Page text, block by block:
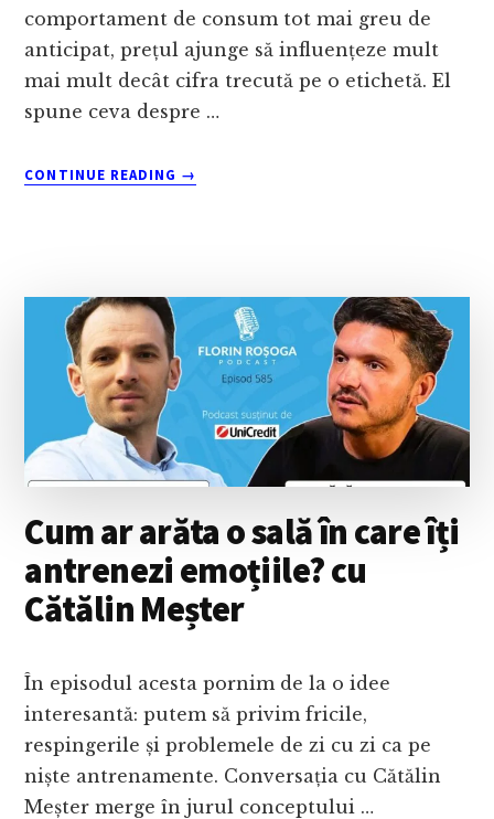
comportament de consum tot mai greu de
anticipat, prețul ajunge să influențeze mult
mai mult decât cifra trecută pe o etichetă. El
spune ceva despre …
CONTINUE READING
ABOUT
CLIENȚII
MAI
ATENȚI
CHELTUIELI?
CU
COSTIN
→
Cum ar arăta o sală în care îți
antrenezi emoțiile? cu
Cătălin Meșter
În episodul acesta pornim de la o idee
interesantă: putem să privim fricile,
respingerile și problemele de zi cu zi ca pe
niște antrenamente. Conversația cu Cătălin
Meșter merge în jurul conceptului …